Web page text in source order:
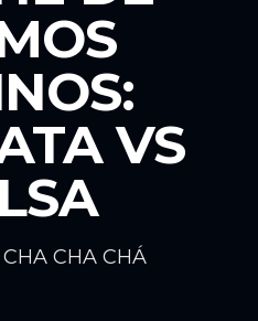
VS
CHA CHÁ